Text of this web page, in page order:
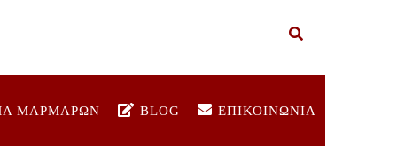
ΜΑΡΜΑΡΩΝ BLOG ΕΠΙΚΟΙΝΩΝΙΑ